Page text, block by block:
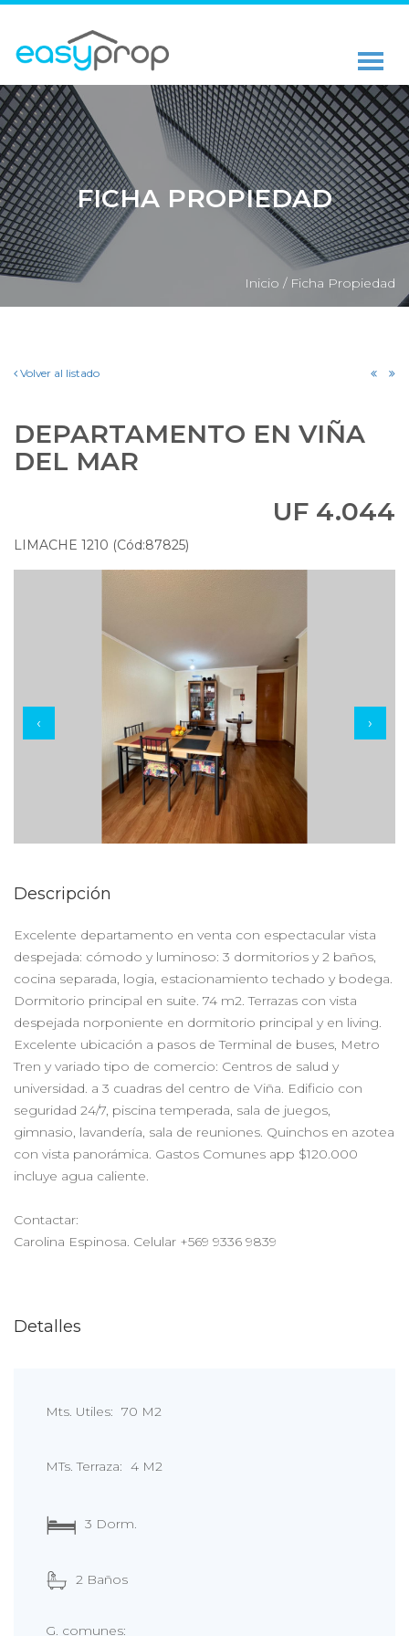
FICHA PROPIEDAD
Inicio / Ficha Propiedad
Volver al listado
DEPARTAMENTO EN VIÑA
DEL MAR
UF 4.044
LIMACHE 1210 (Cód:87825)
‹ ›
Descripción
Excelente departamento en venta con espectacular vista
despejada: cómodo y luminoso: 3 dormitorios y 2 baños,
cocina separada, logia, estacionamiento techado y bodega.
Dormitorio principal en suite. 74 m2. Terrazas con vista
despejada norponiente en dormitorio principal y en living.
Excelente ubicación a pasos de Terminal de buses, Metro
Tren y variado tipo de comercio: Centros de salud y
universidad. a 3 cuadras del centro de Viña. Edificio con
seguridad 24/7, piscina temperada, sala de juegos,
gimnasio, lavandería, sala de reuniones. Quinchos en azotea
con vista panorámica. Gastos Comunes app $120.000
incluye agua caliente.
Contactar:
Carolina Espinosa. Celular +569 9336 9839
Detalles
Mts. Utiles: 70 M2
MTs. Terraza: 4 M2
3 Dorm.
2 Baños
G. comunes: